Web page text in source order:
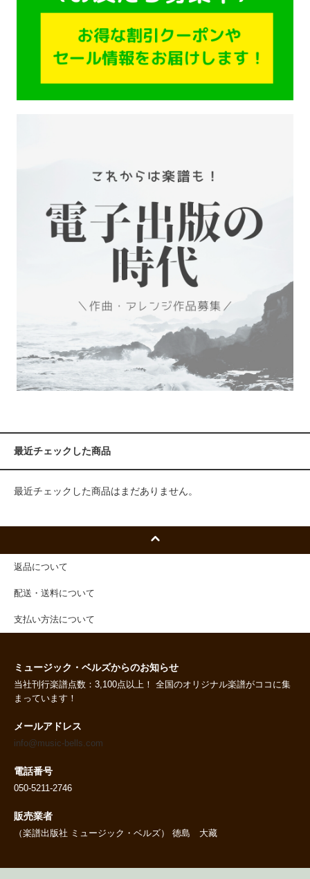
最近チェックした商品
最近チェックした商品はまだありません。
返品について
配送・送料について
支払い方法について
ミュージック・ベルズからのお知らせ
当社刊行楽譜点数：3,100点以上！ 全国のオリジナル楽譜がココに集
まっています！
メールアドレス
info@music-bells.com
電話番号
050-5211-2746
販売業者
（楽譜出版社 ミュージック・ベルズ） 徳島 大藏